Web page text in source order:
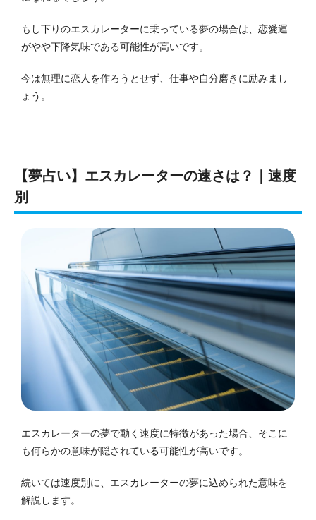
もし下りのエスカレーターに乗っている夢の場合は、恋愛運
がやや下降気味である可能性が高いです。
今は無理に恋人を作ろうとせず、仕事や自分磨きに励みまし
ょう。
【夢占い】エスカレーターの速さは？｜速度
別
エスカレーターの夢で動く速度に特徴があった場合、そこに
も何らかの意味が隠されている可能性が高いです。
続いては速度別に、エスカレーターの夢に込められた意味を
解説します。